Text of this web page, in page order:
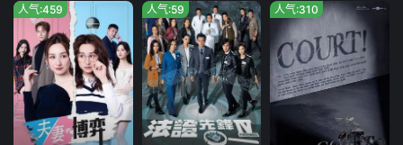
人气:459 人气:59 人气:310